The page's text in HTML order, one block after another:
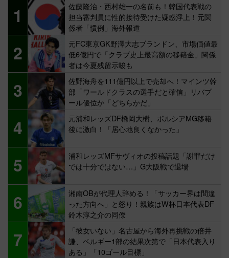
1
佐藤隆治・西村雄一の名前も！韓国代表戦の
担当審判員に性的接待受けた疑惑浮上！元関
係者「慣例」海外報道
2
元FC東京GK野澤大志ブランドン、市場価値最
低6億円で「クラブ史上最高額の移籍金」関係
者は今夏残留示唆も
3
佐野海舟を111億円以上で売却へ！マインツ幹
部「ワールドクラスの選手だと確信」リバプ
ール優位か「どちらかだ」
4
元浦和レッズDF橋岡大樹、ボルシアMG移籍
後に激白！「居心地良くなかった」
5
浦和レッズMFサヴィオの投稿話題「謝罪だけ
では十分ではない…」G大阪戦で退場
6
湘南OBが代理人辞める！「サッカー界は間違
った方向へ」と怒り！親族はW杯日本代表DF
鈴木淳之介の同僚
7
「彼女いない」名古屋から海外再挑戦の倍井
謙、ベルギー1部の結果次第で「日本代表入り
ある」「10ゴール目標」